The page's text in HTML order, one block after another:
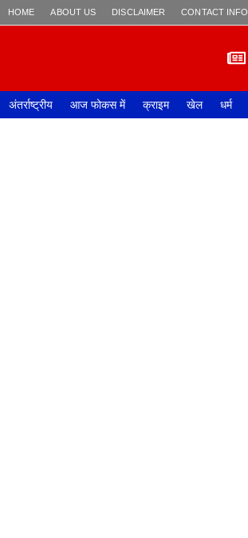
HOME ABOUT US DISCLAIMER CONTACT INFO
अंतर्राष्ट्रीय आज फोकस में क्राइम खेल धर्म